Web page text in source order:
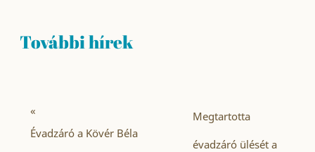
További hírek
«
Évadzáró a Kövér Béla
Megtartotta
évadzáró ülését a